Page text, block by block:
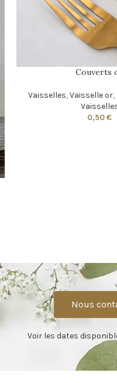
Couverts
Vaisselles,Vaisselle or,
0,50€
Nous
Voir les dates